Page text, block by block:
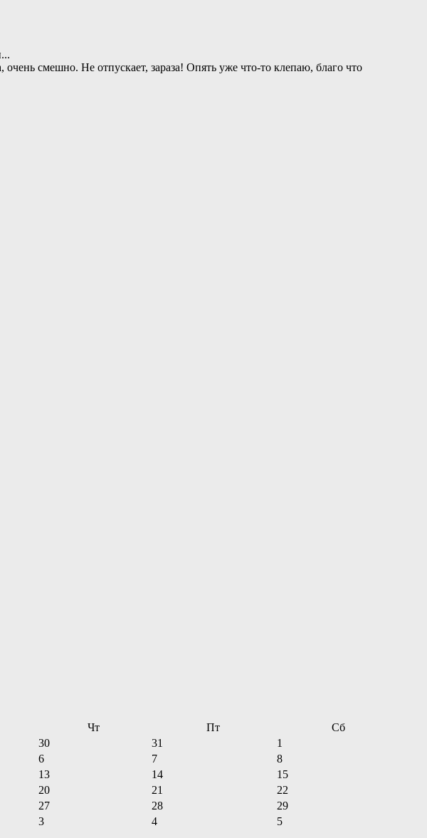
смешно. Не отпускает, зараза! Опять уже что-то клепаю, благо что
Чт Пт
Сб
30 31
1
6 7
8
13 14
15
20 21
22
27 28
29
3 4 5